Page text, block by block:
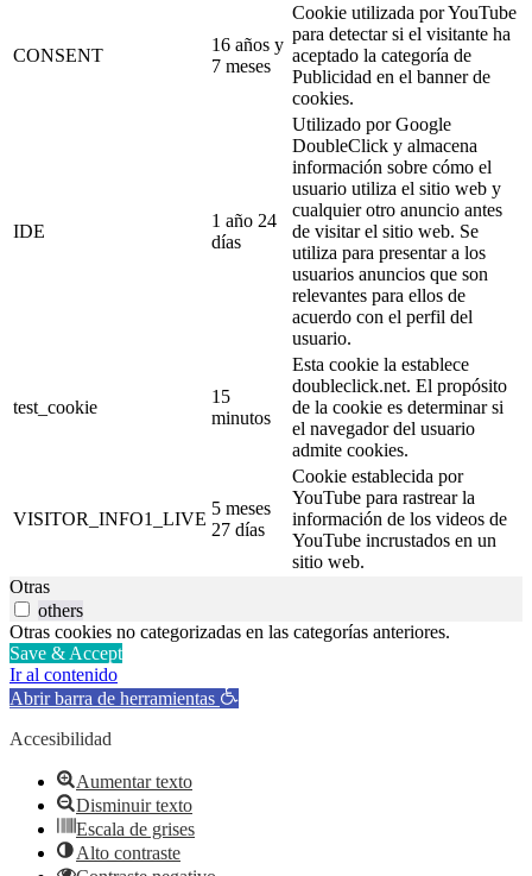
CONSENT
16 años y
7 meses
Cookie utilizada por YouTube
para detectar si el visitante ha
aceptado la categoría de
Publicidad en el banner de
cookies.
IDE
1 año 24
días
Utilizado por Google
DoubleClick y almacena
información sobre cómo el
usuario utiliza el sitio web y
cualquier otro anuncio antes
de visitar el sitio web. Se
utiliza para presentar a los
usuarios anuncios que son
relevantes para ellos de
acuerdo con el perfil del
usuario.
test_cookie
15
minutos
Esta cookie la establece
doubleclick.net. El propósito
de la cookie es determinar si
el navegador del usuario
admite cookies.
VISITOR_INFO1_LIVE
5 meses
27 días
Cookie establecida por
YouTube para rastrear la
información de los videos de
YouTube incrustados en un
sitio web.
Otras
others
Otras cookies no categorizadas en las categorías anteriores.
Save & Accept
Ir al contenido
Abrir barra de herramientas
Accesibilidad
Aumentar texto
Disminuir texto
Escala de grises
Alto contraste